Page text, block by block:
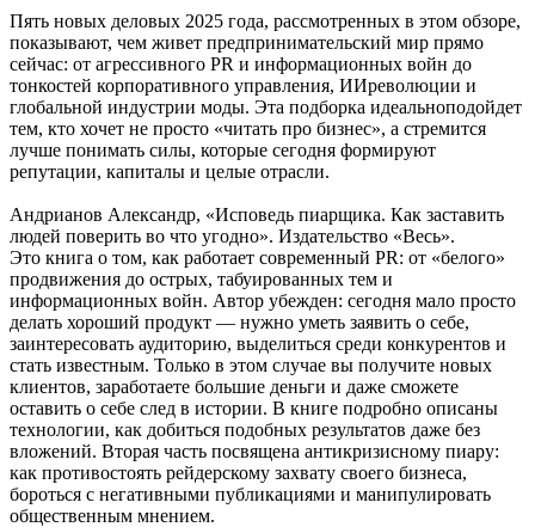
Пять новых деловых 2025 года, рассмотренных в этом обзоре,
показывают, чем живет предпринимательский мир прямо
сейчас: от агрессивного PR и информационных войн до
тонкостей корпоративного управления, ИИреволюции и
глобальной индустрии моды. Эта подборка идеальноподойдет
тем, кто хочет не просто «читать про бизнес», а стремится
лучше понимать силы, которые сегодня формируют
репутации, капиталы и целые отрасли.
Андрианов Александр, «Исповедь пиарщика. Как заставить
людей поверить во что угодно». Издательство «Весь».
Это книга о том, как работает современный PR: от «белого»
продвижения до острых, табуированных тем и
информационных войн. Автор убежден: сегодня мало просто
делать хороший продукт — нужно уметь заявить о себе,
заинтересовать аудиторию, выделиться среди конкурентов и
стать известным. Только в этом случае вы получите новых
клиентов, заработаете большие деньги и даже сможете
оставить о себе след в истории. В книге подробно описаны
технологии, как добиться подобных результатов даже без
вложений. Вторая часть посвящена антикризисному пиару:
как противостоять рейдерскому захвату своего бизнеса,
бороться с негативными публикациями и манипулировать
общественным мнением.